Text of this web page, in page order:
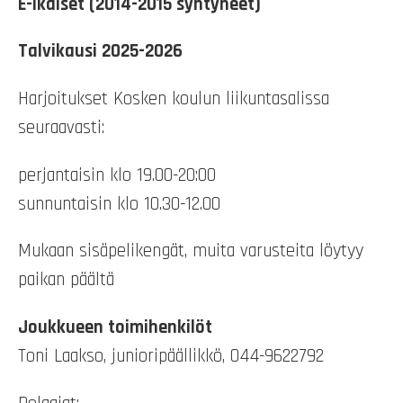
Talvikausi 2025-2026
Harjoitukset Kosken koulun liikuntasalissa
seuraavasti:
perjantaisin klo 19.00-20:00
sunnuntaisin klo 10.30-12.00
Mukaan sisäpelikengät, muita varusteita löytyy
paikan päältä
Joukkueen toimihenkilöt
Toni Laakso, junioripäällikkö, 044-9622792